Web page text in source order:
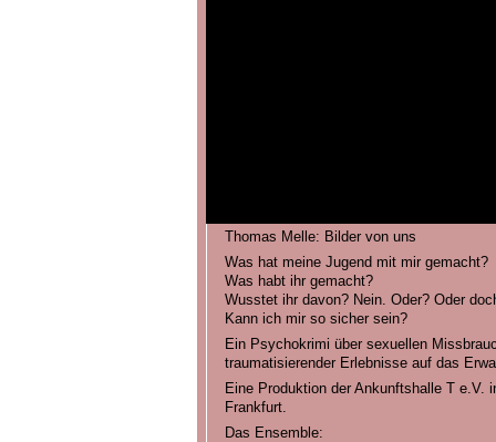
Thomas Melle: Bilder von uns
Was hat meine Jugend mit mir gemacht?
Was habt ihr gemacht?
Wusstet ihr davon? Nein. Oder? Oder
Kann ich mir so sicher sein?
Ein Psychokrimi über sexuellen
traumatisierender Erlebnisse auf das
Eine Produktion der Ankunftshalle T e.V.
Frankfurt.
Das Ensemble: